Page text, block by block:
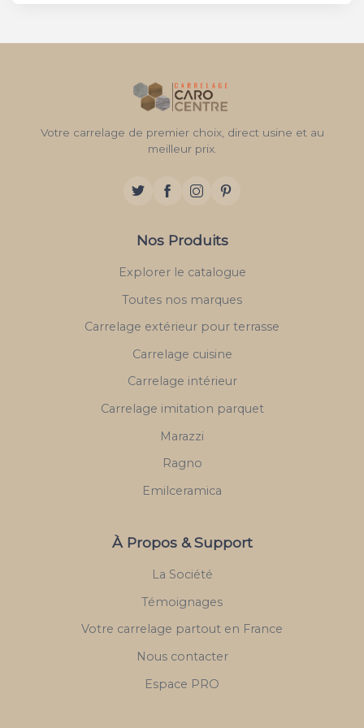
Votre carrelage de premier choix, direct usine et au
meilleur prix.
Nos Produits
Explorer le catalogue
Toutes nos marques
Carrelage extérieur pour terrasse
Carrelage cuisine
Carrelage intérieur
Carrelage imitation parquet
Marazzi
Ragno
Emilceramica
À Propos & Support
La Société
Témoignages
Votre carrelage partout en France
Nous contacter
Espace PRO